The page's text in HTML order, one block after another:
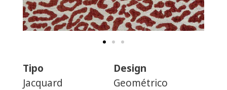
Tipo
Jacquard
Design
Geométrico